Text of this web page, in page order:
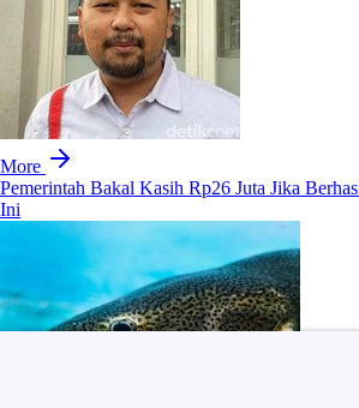
More
Pemerintah Bakal Kasih Rp26 Juta Jika
Ini